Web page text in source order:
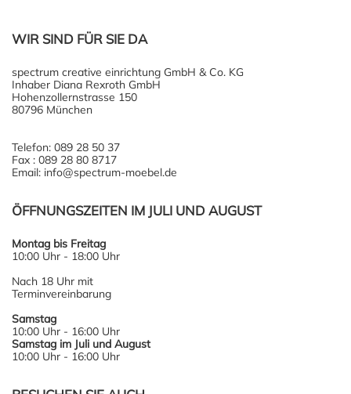
WIR SIND FÜR SIE DA
spectrum creative einrichtung GmbH & Co. KG
Inhaber Diana Rexroth GmbH
Hohenzollernstrasse 150
80796 München
Telefon: 089 28 50 37
Fax : 089 28 80 8717
Email: info@spectrum-moebel.de
ÖFFNUNGSZEITEN IM JULI UND AUGUST
Montag bis Freitag
10:00 Uhr - 18:00 Uhr
Nach 18 Uhr mit
Terminvereinbarung
Samstag
10:00 Uhr - 16:00 Uhr
Samstag im Juli und August
10:00 Uhr - 16:00 Uhr